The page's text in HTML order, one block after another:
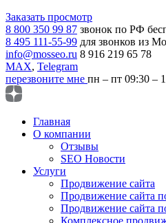
Заказать просмотр
8 800 350 99 87 звонок по РФ
8 495 111-55-99 для звонков из
info@mosseo.ru 8 916 219 65 78
MAX, Telegram
перезвоните мне пн – пт 09:30 –
Главная
О компании
Отзывы
SEO Новости
Услуги
Продвижение сайта
Продвижение сайта
Продвижение сайта
Комплексное